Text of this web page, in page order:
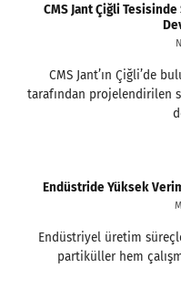
CMS Jant Çiğli
CMS Jant’ın Çiğli’de
tarafından projelendirilen
Endüstride Yüksek
Endüstriyel üretim
partiküller hem